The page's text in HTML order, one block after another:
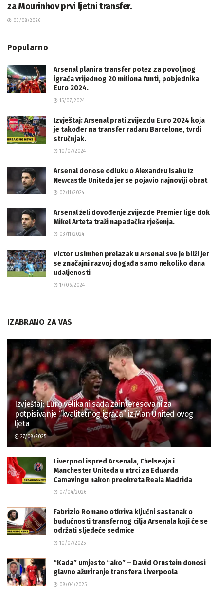
za Mourinhov prvi ljetni transfer.
03/08/2026
Popularno
Arsenal planira transfer potez za povoljnog
igrača vrijednog 20 miliona funti, pobjednika
Euro 2024.
15/07/2024
Izvještaj: Arsenal prati zvijezdu Euro 2024 koja
je također na transfer radaru Barcelone, tvrdi
stručnjak.
10/07/2024
Arsenal donose odluku o Alexandru Isaku iz
Newcastle Uniteda jer se pojavio najnoviji obrat
02/11/2024
Arsenal želi dovođenje zvijezde Premier lige dok
Mikel Arteta traži napadačka rješenja.
03/11/2024
Victor Osimhen prelazak u Arsenal sve je bliži jer
se značajni razvoj događa samo nekoliko dana
udaljenosti
17/06/2024
IZABRANO ZA VAS
Izvještaj: Euro velikani sada zainteresovani za
potpisivanje “kvalitetnog igrača” iz Man United ovog
ljeta
27/08/2025
Liverpool ispred Arsenala, Chelseaja i
Manchester Uniteda u utrci za Eduarda
Camavingu nakon preokreta Reala Madrida
07/04/2026
Fabrizio Romano otkriva ključni sastanak o
budućnosti transfernog cilja Arsenala koji će se
održati sljedeće sedmice
10/07/2025
“Kada” umjesto “ako” – David Ornstein donosi
glavno ažuriranje transfera Liverpoola
08/04/2025